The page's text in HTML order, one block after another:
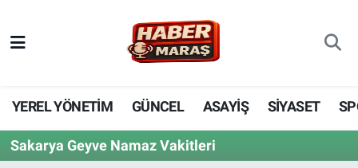
YEREL YÖNETİM GÜNCEL ASAYİŞ SİYASET
Sakarya Geyve Namaz Vakitleri
YEREL YÖNETİM
GÜNCEL
BİLİM VE TEKNOLOJİ
Nöbetçi Eczaneler
Hava Durumu
Trafik Durumu